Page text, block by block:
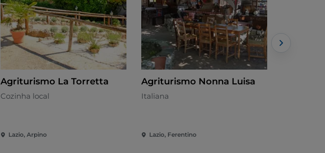
Agriturismo La Torretta
Cozinha local
Lazio, Arpino
Agriturismo Nonna Luisa
Italiana
Lazio, Ferentino